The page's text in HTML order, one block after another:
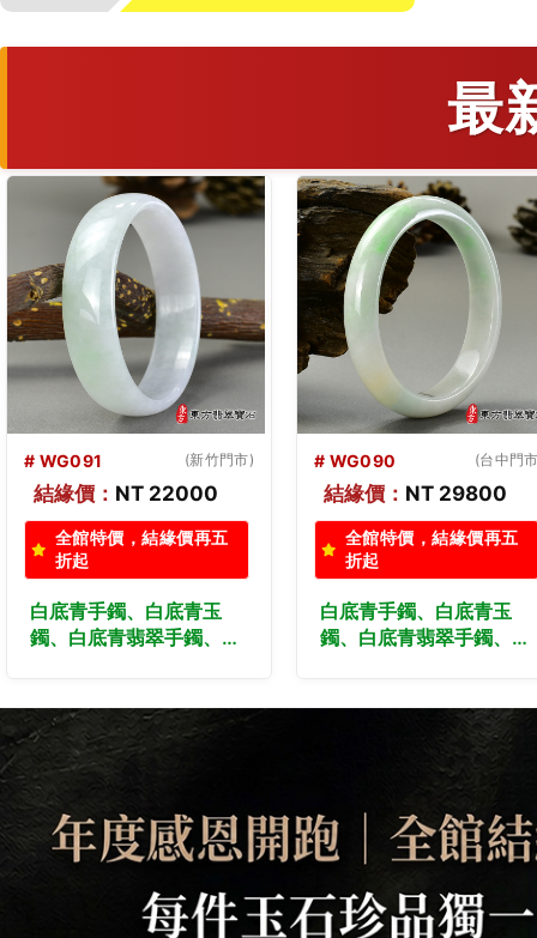
最
# WG090 (台中門市)
結緣價： NT 29800
全館特價，結緣價再五
折起
白底青手鐲、白底青玉
鐲、白底青翡翠手鐲、白
妃鐲(橢圓鐲、蛋
鐲)16.5，WG090）。客
製化訂做各種緬甸玉手
鐲，緬甸玉鐲。★附A貨
翡翠雙證書
# WG089 (台中門
結緣價： NT 29800
全館特價，結緣價再五
折起
白底青手鐲、白底青玉
鐲、白底青翡翠手鐲、白
口鐲18.5，WG089）。
客製化訂做各種緬甸玉手
鐲，緬甸玉鐲。★附A貨